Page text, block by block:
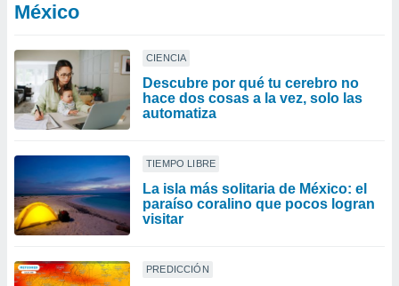
México
CIENCIA
Descubre por qué tu cerebro no
hace dos cosas a la vez, solo las
automatiza
TIEMPO LIBRE
La isla más solitaria de México: el
paraíso coralino que pocos logran
visitar
PREDICCIÓN